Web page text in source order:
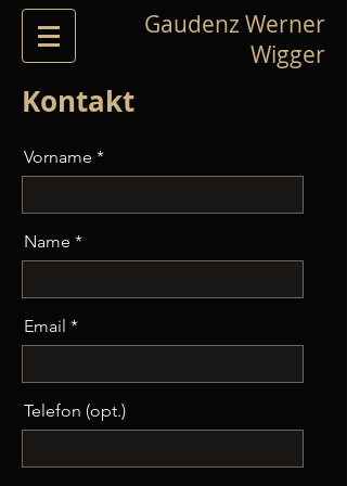
Gaudenz Werner
Wigger
Kontakt
Vorname
Name
Email
Telefon (opt.)